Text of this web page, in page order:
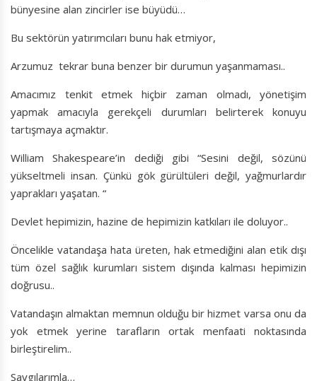
bünyesine alan zincirler ise büyüdü…
Bu sektörün yatırımcıları bunu hak etmiyor,
Arzumuz tekrar buna benzer bir durumun yaşanmaması..
Amacımız tenkit etmek hiçbir zaman olmadı, yönetişim
yapmak amacıyla gerekçeli durumları belirterek konuyu
tartışmaya açmaktır.
William Shakespeare’in dediği gibi “Sesini değil, sözünü
yükseltmeli insan. Çünkü gök gürültüleri değil, yağmurlardır
yaprakları yaşatan. “
Devlet hepimizin, hazine de hepimizin katkıları ile doluyor..
Öncelikle vatandaşa hata üreten, hak etmediğini alan etik dışı
tüm özel sağlık kurumları sistem dışında kalması hepimizin
doğrusu..
Vatandaşın almaktan memnun olduğu bir hizmet varsa onu da
yok etmek yerine tarafların ortak menfaati noktasında
birleştirelim..
Saygılarımla…